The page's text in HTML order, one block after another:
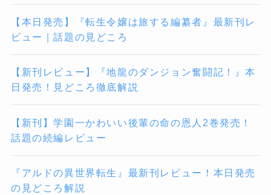
【本日発売】『転生令嬢は旅する編纂者』最新刊レ
ビュー｜話題の見どころ
【新刊レビュー】『地龍のダンジョン奮闘記！』本
日発売！見どころ徹底解説
【新刊】学園一かわいい後輩の命の恩人2巻発売！
話題の続編レビュー
『アルドの異世界転生』最新刊レビュー！本日発売
の見どころ解説